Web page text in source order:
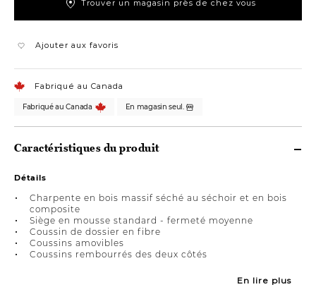
Trouver un magasin près de chez vous
Ajouter aux favoris
Fabriqué au Canada
Fabriqué au Canada En magasin seul.
Caractéristiques du produit
Détails
Charpente en bois massif séché au séchoir et en bois
composite
Siège en mousse standard - fermeté moyenne
Coussin de dossier en fibre
Coussins amovibles
Coussins rembourrés des deux côtés
En lire plus